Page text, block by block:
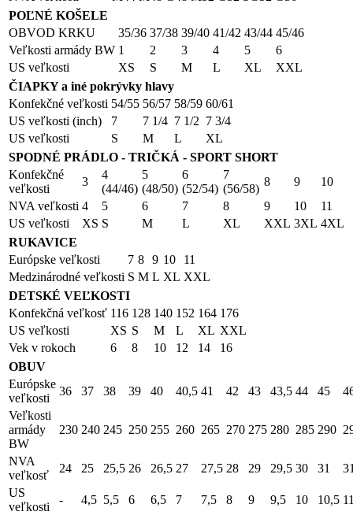
POĽNÉ KOŠELE
OBVOD KRKU
35/36 37/38 39/40 41/42 43/44 45/46
Veľkosti armády BW 1 2 3 4 5
6
US veľkosti
XS S M L XL
XXL
ČIAPKY a iné pokrývky hlavy
Konfekčné veľkosti 54/55 56/57 58/59 60/61
US veľkosti (inch)
7 7 1/4 7 1/2 7 3/4
US veľkosti
S M L
XL
SPODNÉ PRÁDLO - TRIČKÁ - SPORT SHORT
Konfekčné
veľkosti
3
4
(44/46)
5
(48/50)
6
(52/54)
7
(56/58)
8 9
10
NVA veľkosti 4 5 6 7 8 9 10
11
US veľkosti
XS S M L XL XXL 3XL 4XL
RUKAVICE
Európske veľkosti
7 8 9 10
11
Medzinárodné veľkosti S M L XL XXL
DETSKÉ VEĽKOSTI
Konfekčná veľkosť 116 128 140 152 164 176
US veľkosti
XS S M L XL XXL
Vek v rokoch
6 8 10 12 14
16
OBUV
Európske
veľkosti
36 37 38 39 40 40,5 41 42 43 43,5 44 45
Veľkosti
armády
BW
230 240 245 250 255 260 265 270 275 280 285 290
NVA
veľkosť
24 25 25,5 26 26,5 27 27,5 28 29 29,5 30 31
US
veľkosti
- 4,5 5,5 6 6,5 7 7,5 8 9 9,5 10 10,5